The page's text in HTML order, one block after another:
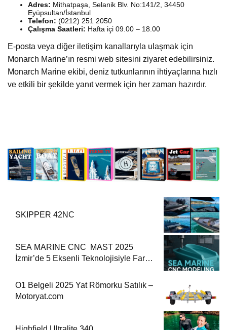
Adres: Mithatpaşa, Selanik Blv. No:141/2, 34450
Eyüpsultan/İstanbul
Telefon: (0212) 251 2050
Çalışma Saatleri: Hafta içi 09.00 – 18.00
E-posta veya diğer iletişim kanallarıyla ulaşmak için
Monarch Marine’ın resmi web sitesini ziyaret edebilirsiniz.
Monarch Marine ekibi, deniz tutkunlarının ihtiyaçlarına hızlı
ve etkili bir şekilde yanıt vermek için her zaman hazırdır.
SKIPPER 42NC
SEA MARINE CNC MAST 2025
İzmir’de 5 Eksenli Teknolojisiyle Fark
O1 Belgeli 2025 Yat Römorku Satılık –
Motoryat.com